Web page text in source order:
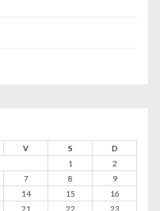
V S
D
1
2
7 8
9
14 15
16
21 22
23